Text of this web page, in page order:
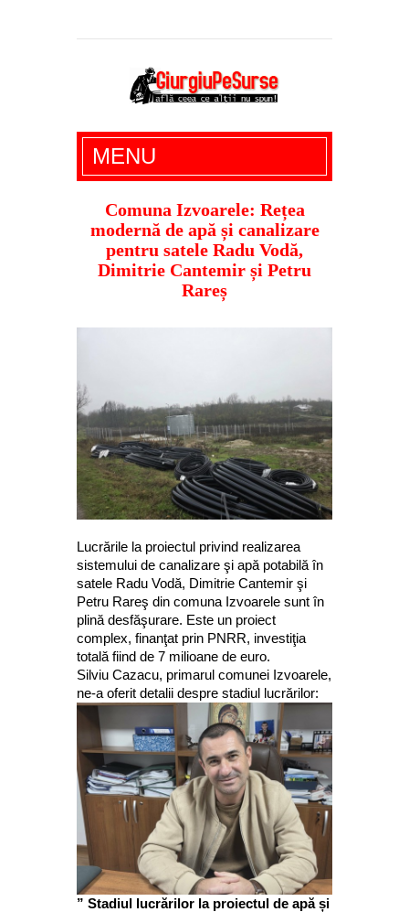
Giurgiu Pe Surse – actualitate giurgiu,
administratie giurgiu, stiri politice, social
economic, editoriale giurgiu, dezvaluiri,
soc, cancan, stiri locale
MENU
Comuna Izvoarele: Rețea
modernă de apă și canalizare
pentru satele Radu Vodă,
Dimitrie Cantemir și Petru
Rareș
Lucrările la proiectul privind realizarea
sistemului de canalizare şi apă potabilă în
satele Radu Vodă, Dimitrie Cantemir şi
Petru Rareş din comuna Izvoarele sunt în
plină desfăşurare. Este un proiect
complex, finanţat prin PNRR, investiţia
totală fiind de 7 milioane de euro.
Silviu Cazacu, primarul comunei Izvoarele,
ne-a oferit detalii despre stadiul lucrărilor:
” Stadiul lucrărilor la proiectul de apă și